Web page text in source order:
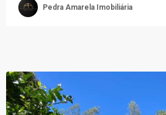
Pedra Amarela Imobiliária